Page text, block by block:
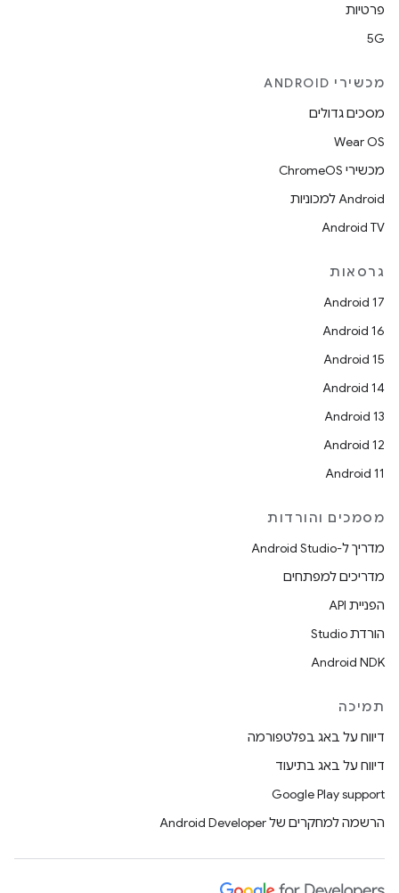
פרטיות
5G
מכשירי ANDROID
מסכים גדולים
Wear OS
מכשירי ChromeOS
Android למכוניות
Android TV
גרסאות
Android 17
Android 16
Android 15
Android 14
Android 13
Android 12
Android 11
מסמכים והורדות
מדריך ל-Android Studio
מדריכים למפתחים
הפניית API
הורדת Studio
Android NDK
תמיכה
דיווח על באג בפלטפורמה
דיווח על באג בתיעוד
Google Play support
הרשמה למחקרים של Android Developer